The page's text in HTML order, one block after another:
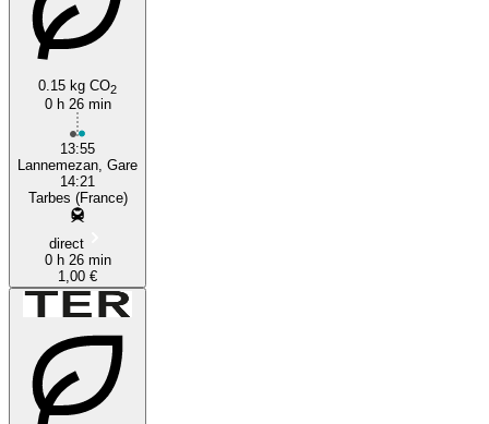
0.15 kg CO2
0 h 26 min
13:55
Lannemezan, Gare
14:21
Tarbes (France)
direct
0 h 26 min
1,00 €